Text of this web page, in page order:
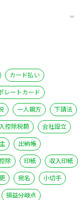
カード払い
レートカード
一人親方
下請法
控除税額
会社設立
出納帳
除 印紙
収入印紙
宛名
小切手
損益分岐点